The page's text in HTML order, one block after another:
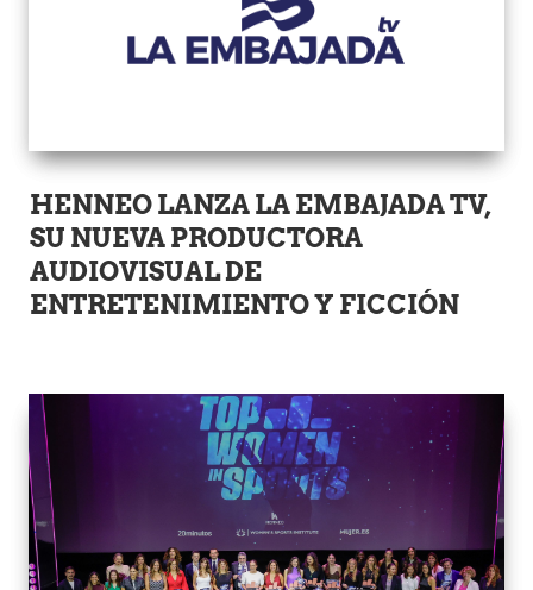
HENNEO LANZA LA EMBAJADA TV,
SU NUEVA PRODUCTORA
AUDIOVISUAL DE
ENTRETENIMIENTO Y FICCIÓN